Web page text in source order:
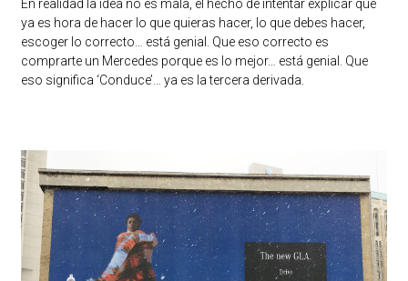
En realidad la idea no es mala, el hecho de intentar explicar que
ya es hora de hacer lo que quieras hacer, lo que debes hacer,
escoger lo correcto… está genial. Que eso correcto es
comprarte un Mercedes porque es lo mejor… está genial. Que
eso significa ‘Conduce’… ya es la tercera derivada.